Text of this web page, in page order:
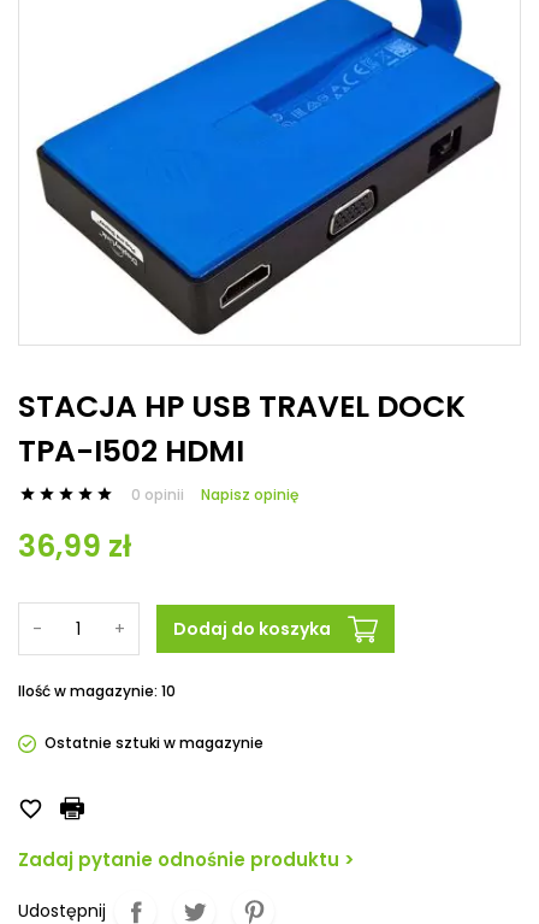
STACJA HP USB TRAVEL DOCK
TPA-I502 HDMI
     0 opinii Napisz opinię
36,99 zł
- + Dodaj do koszyka
Ilość w magazynie: 10
Ostatnie sztuki w magazynie

Zadaj pytanie odnośnie produktu >
Udostępnij